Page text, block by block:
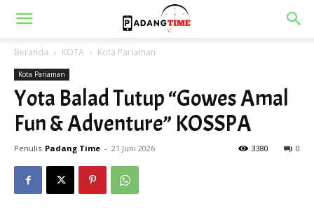
Beranda KOTA Kota Pariaman
Kota Pariaman
Yota Balad Tutup “Gowes Amal
Fun & Adventure” KOSSPA
Penulis Padang Time - 21 Juni 2026 0
3380